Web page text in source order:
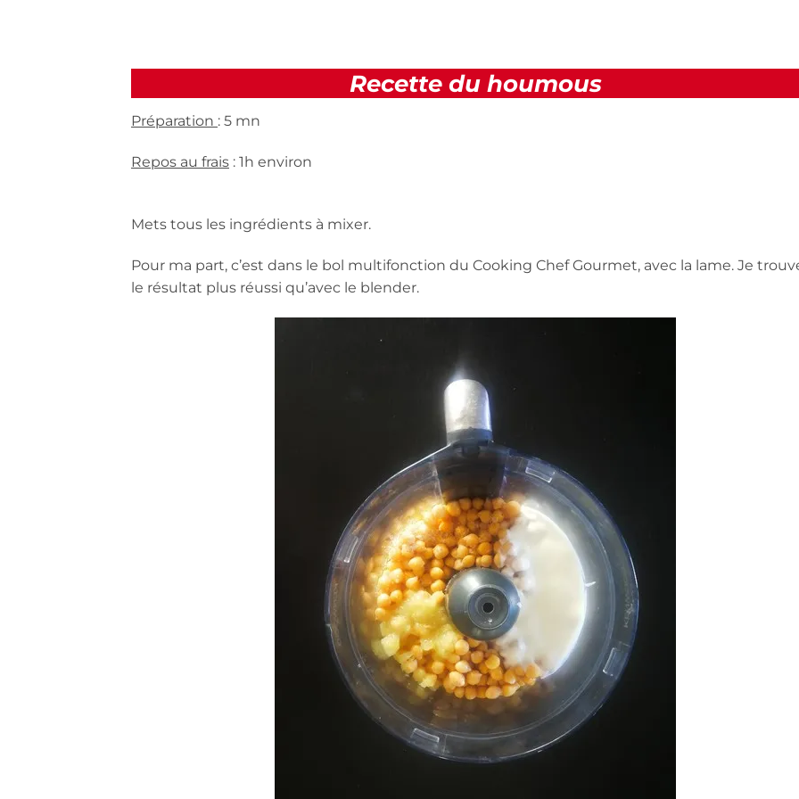
Recette du houmous
Préparation : 5 mn
Repos au frais : 1h environ
Mets tous les ingrédients à mixer.
Pour ma part, c’est dans le bol multifonction du Cooking Chef Gourmet, avec la lame. Je
le résultat plus réussi qu’avec le blender.